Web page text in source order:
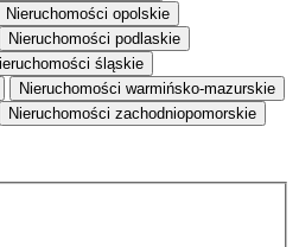
Nieruchomości opolskie
Nieruchomości podlaskie
śląskie
Nieruchomości warmińsko-mazurskie
Nieruchomości zachodniopomorskie